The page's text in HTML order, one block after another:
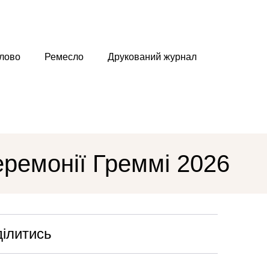
Ремесло Друкований журнал
Греммі 2026